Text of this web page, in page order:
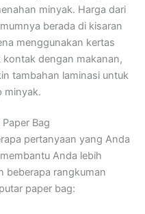
minyak. Harga dari
berada di kisaran
menggunakan kertas
dengan makanan,
tambahan laminasi untuk
minyak.
Bag
pertanyaan yang Anda
Anda lebih
beberapa rangkuman
paper bag: